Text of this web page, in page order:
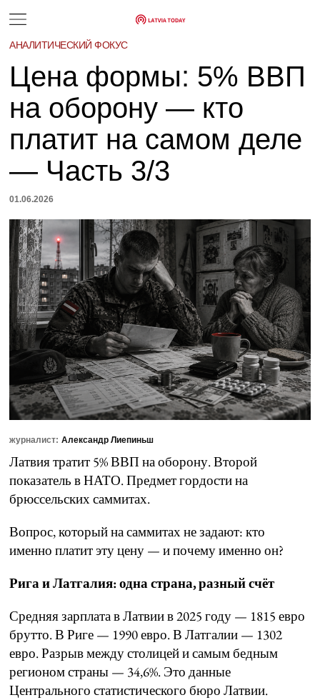
АНАЛИТИЧЕСКИЙ ФОКУС
Цена формы: 5% ВВП
на оборону — кто
платит на самом деле
— Часть 3/3
01.06.2026
журналист: Александр Лиепиньш
Латвия тратит 5% ВВП на оборону. Второй
показатель в НАТО. Предмет гордости на
брюссельских саммитах.
Вопрос, который на саммитах не задают: кто
именно платит эту цену — и почему именно он?
Рига и Латгалия: одна страна, разный счёт
Средняя зарплата в Латвии в 2025 году — 1815 евро
брутто. В Риге — 1990 евро. В Латгалии — 1302
евро. Разрыв между столицей и самым бедным
регионом страны — 34,6%. Это данные
Центрального статистического бюро Латвии.